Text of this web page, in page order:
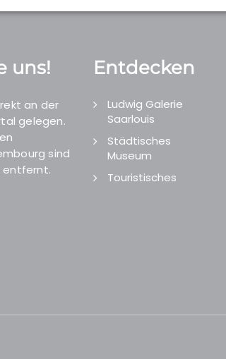
uns!
an der
gelegen.
sind
entfernt.
Entdecken
Ludwig Galerie
Saarlouis
Städtisches
Museum
Touristisches